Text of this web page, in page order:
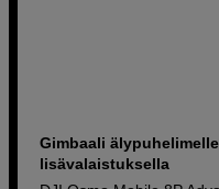
Gimbaali
lisävalaistuksella